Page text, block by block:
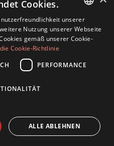
del Sol entwickelt –
sondern wegen
Begehbarkeit,
allem, was in
der
ist. Keine
Kein
von der Küste
Fairways und ein
ENGLISH
SPANISH
Cookies.
unserer
Nutzung unserer Webseite
gemäß unserer Cookie-
Cookie-Richtlinie
PERFORMANCE
ALLE ABLEHNEN